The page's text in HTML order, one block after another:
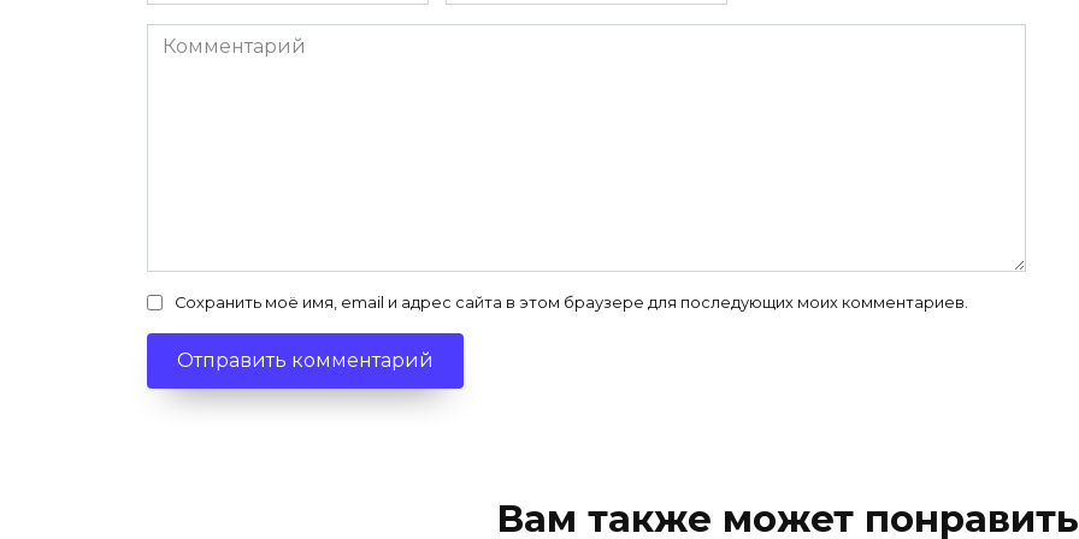
Комментарий
Сохранить моё имя, email и адрес сайта в этом браузере для последующих моих комментариев.
Вам также может